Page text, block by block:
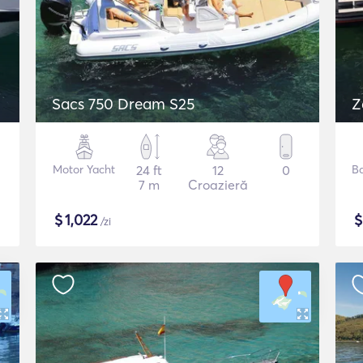
Sacs 750 Dream S25
Motor Yacht
24 ft
7 m
12
Croazieră
0
$1,022/zi